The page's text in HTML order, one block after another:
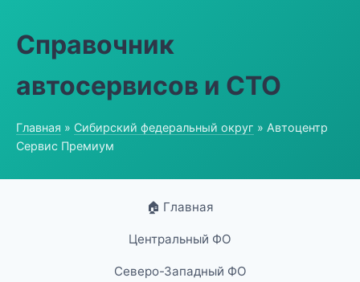
Справочник
автосервисов и СТО
Главная » Сибирский федеральный округ » Автоцентр
Сервис Премиум
🏠 Главная
Центральный ФО
Северо-Западный ФО